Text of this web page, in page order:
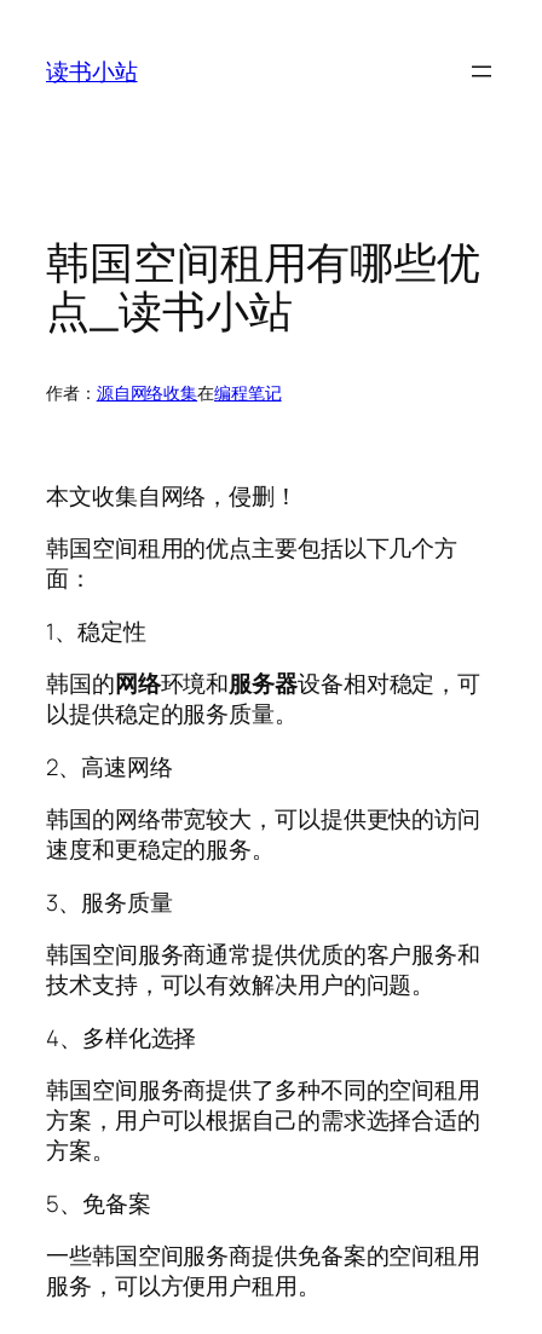
读书小站
韩国空间租用有哪些优
点_读书小站
作者： 源自网络收集在编程笔记
本文收集自网络，侵删！
韩国空间租用的优点主要包括以下几个方
面：
1、稳定性
韩国的网络环境和服务器设备相对稳定，可
以提供稳定的服务质量。
2、高速网络
韩国的网络带宽较大，可以提供更快的访问
速度和更稳定的服务。
3、服务质量
韩国空间服务商通常提供优质的客户服务和
技术支持，可以有效解决用户的问题。
4、多样化选择
韩国空间服务商提供了多种不同的空间租用
方案，用户可以根据自己的需求选择合适的
方案。
5、免备案
一些韩国空间服务商提供免备案的空间租用
服务，可以方便用户租用。